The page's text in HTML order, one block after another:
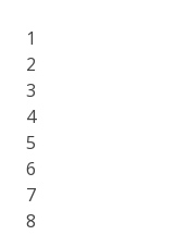
1
2
3
4
5
6
7
8